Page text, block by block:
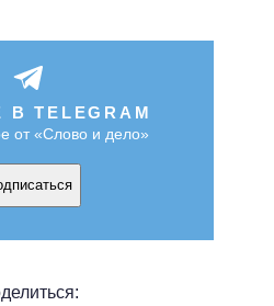
TELEGRAM
от «Слово и дело»